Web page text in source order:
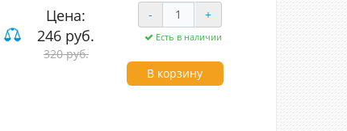
Цена:
246 руб.
320 руб.
- +
Есть в наличии
В корзину